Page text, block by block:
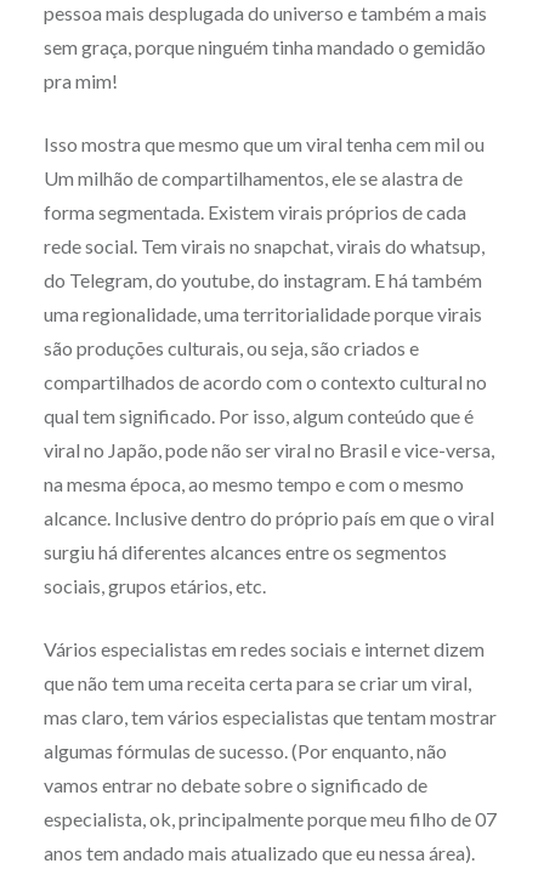
pessoa mais desplugada do universo e também a mais
sem graça, porque ninguém tinha mandado o gemidão
pra mim!
Isso mostra que mesmo que um viral tenha cem mil ou
Um milhão de compartilhamentos, ele se alastra de
forma segmentada. Existem virais próprios de cada
rede social. Tem virais no snapchat, virais do whatsup,
do Telegram, do youtube, do instagram. E há também
uma regionalidade, uma territorialidade porque virais
são produções culturais, ou seja, são criados e
compartilhados de acordo com o contexto cultural no
qual tem significado. Por isso, algum conteúdo que é
viral no Japão, pode não ser viral no Brasil e vice-versa,
na mesma época, ao mesmo tempo e com o mesmo
alcance. Inclusive dentro do próprio país em que o viral
surgiu há diferentes alcances entre os segmentos
sociais, grupos etários, etc.
Vários especialistas em redes sociais e internet dizem
que não tem uma receita certa para se criar um viral,
mas claro, tem vários especialistas que tentam mostrar
algumas fórmulas de sucesso. (Por enquanto, não
vamos entrar no debate sobre o significado de
especialista, ok, principalmente porque meu filho de 07
anos tem andado mais atualizado que eu nessa área).